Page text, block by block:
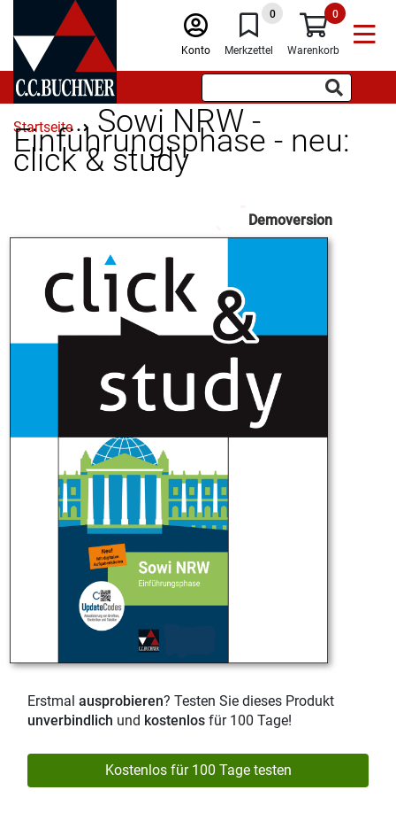
Konto
0
Merkzettel
0
Warenkorb
Startseite Sowi NRW -
Einführungsphase - neu:
click & study
Demoversion
Erstmal ausprobieren? Testen Sie dieses Produkt
unverbindlich und kostenlos für 100 Tage!
Kostenlos für 100 Tage testen